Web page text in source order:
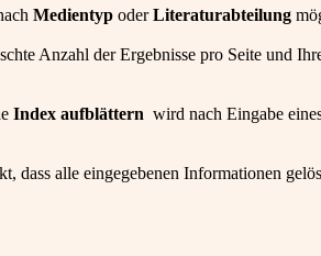
MedientypoderLiteraturabteilung
Anzahl der Ergebnisse pro Seite und
Index aufblättern wird nach Eingabe
dass alle eingegebenen Informationen